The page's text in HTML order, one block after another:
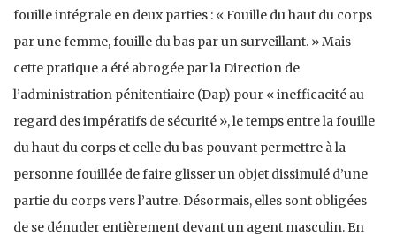
fouille intégrale en deux parties : « Fouille du haut du corps
par une femme, fouille du bas par un surveillant. » Mais
cette pratique a été abrogée par la Direction de
l’administration pénitentiaire (Dap) pour « inefficacité au
regard des impératifs de sécurité », le temps entre la fouille
du haut du corps et celle du bas pouvant permettre à la
personne fouillée de faire glisser un objet dissimulé d’une
partie du corps vers l’autre. Désormais, elles sont obligées
de se dénuder entièrement devant un agent masculin. En